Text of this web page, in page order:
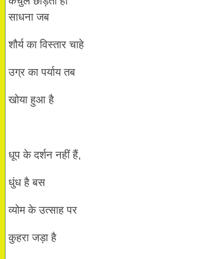
साधना जब
शौर्य का विस्तार चाहे
उग्र का पर्याय तब
खोया हुआ है
धूप के दर्शन नहीं हैं,
धुंध है बस
व्योम के उत्साह पर
कुहरा जड़ा है